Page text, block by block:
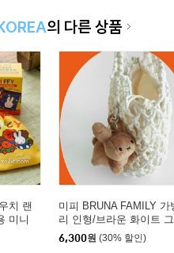
의 다른 상품
치 랜
미니
미피 BRUNA FAMILY 가
리 인형/브라운 화이트
이 굿즈 가방장식 열쇠고
키링
6,300원 (30% 할인)